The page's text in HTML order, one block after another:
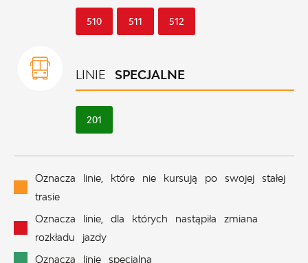
510 511 512
LINIESPECJALNE
201
Oznacza linie, które nie kursują po swojej stałej
trasie
Oznacza linie, dla których nastąpiła zmiana
rozkładu jazdy
Oznacza linię specjalną